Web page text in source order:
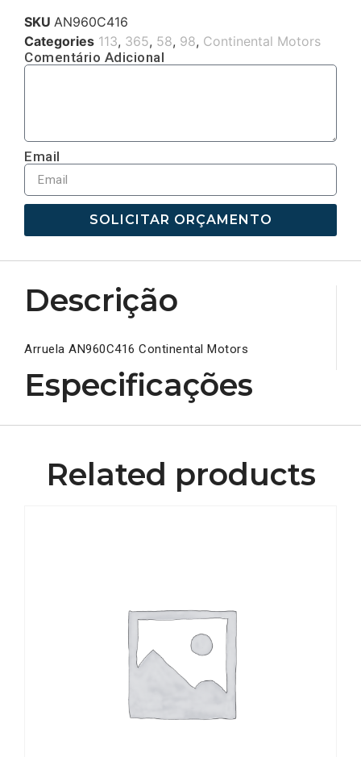
SKU AN960C416
Categories 113, 365, 58, 98, Continental Motors
Comentário Adicional
Email
SOLICITAR ORÇAMENTO
Descrição
Arruela AN960C416 Continental Motors
Especificações
Related products